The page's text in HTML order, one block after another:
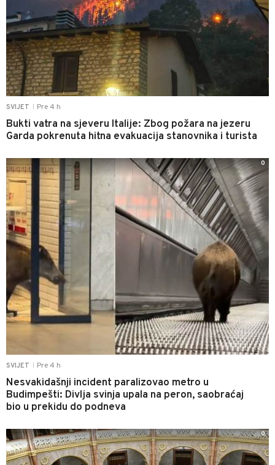
SVIJET Pre 4 h
Bukti vatra na sjeveru Italije: Zbog požara na jezeru
Garda pokrenuta hitna evakuacija stanovnika i turista
SVIJET Pre 4 h
Nesvakidašnji incident paralizovao metro u
Budimpešti: Divlja svinja upala na peron, saobraćaj
bio u prekidu do podneva
0
0